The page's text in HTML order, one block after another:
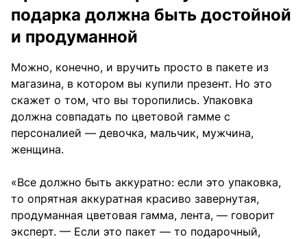
подарка должна быть достойной
и продуманной
Можно, конечно, и вручить просто в пакете из
магазина, в котором вы купили презент. Но это
скажет о том, что вы торопились. Упаковка
должна совпадать по цветовой гамме с
персоналией — девочка, мальчик, мужчина,
женщина.
«Все должно быть аккуратно: если это упаковка,
то опрятная аккуратная красиво завернутая,
продуманная цветовая гамма, лента, — говорит
эксперт. — Если это пакет — то подарочный,